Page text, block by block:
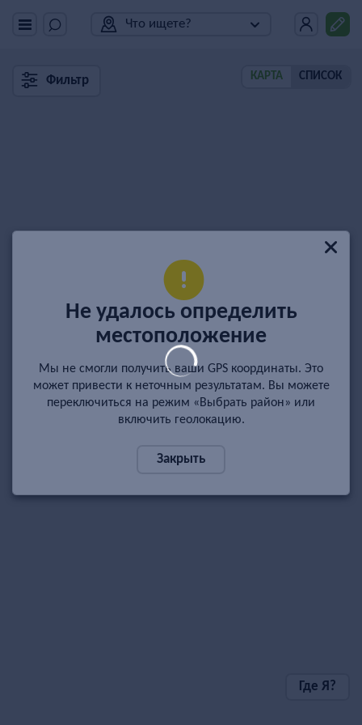
Что ищете?
Где Я?
Фильтр КАРТА СПИСОК
Не удалось определить
местоположение
Мы не смогли получить ваши GPS координаты. Это
может привести к неточным результатам. Вы можете
переключиться на режим «Выбрать район» или
включить геолокацию.
Закрыть